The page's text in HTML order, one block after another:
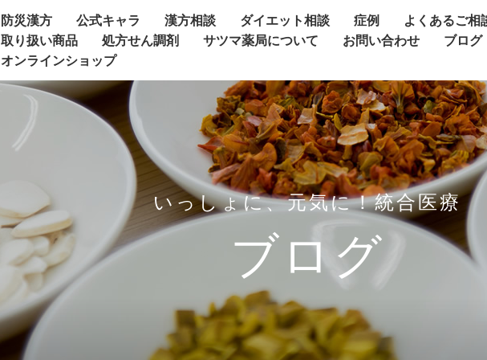
防災漢方 公式キャラ 漢方相談 ダイエット相談 症例
よくあるご相
取り扱い商品
処方せん調剤 サツマ薬局について お問い合わせ
ブログ
オンラインショップ
いっしょに、元気に！統合医療
ブログ